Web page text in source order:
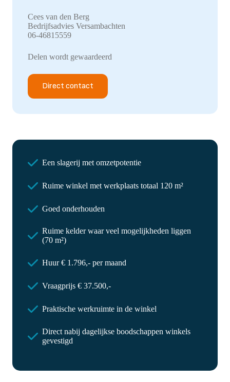
Cees van den Berg
Bedrijfsadvies Versambachten
06-46815559
Delen wordt gewaardeerd
Direct contact
Een slagerij met omzetpotentie
Ruime winkel met werkplaats totaal 120 m²
Goed onderhouden
Ruime kelder waar veel mogelijkheden liggen
(70 m²)
Huur € 1.796,- per maand
Vraagprijs € 37.500,-
Praktische werkruimte in de winkel
Direct nabij dagelijkse boodschappen winkels
gevestigd